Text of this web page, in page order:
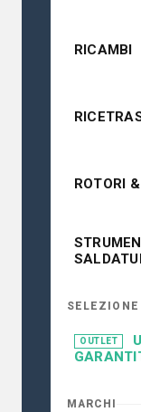
RICAMBI
ROTORI
SELEZIONE
OUTLET
MARCHI